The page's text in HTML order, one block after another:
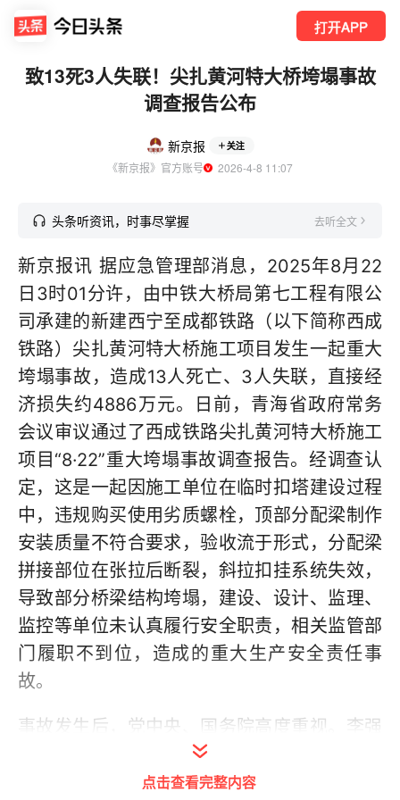
打开APP
致13死3人失联！尖扎黄河特大桥垮塌事故
调查报告公布
新京报 关注
《新京报》官方账号
  2026-4-8 11:07
头条听资讯，时事尽掌握 去听全文
新京报讯 据应急管理部消息，2025年8月22
日3时01分许，由中铁大桥局第七工程有限公
司承建的新建西宁至成都铁路（以下简称西成
铁路）尖扎黄河特大桥施工项目发生一起重大
垮塌事故，造成13人死亡、3人失联，直接经
济损失约4886万元。日前，青海省政府常务
会议审议通过了西成铁路尖扎黄河特大桥施工
项目“8·22”重大垮塌事故调查报告。经调查认
定，这是一起因施工单位在临时扣塔建设过程
中，违规购买使用劣质螺栓，顶部分配梁制作
安装质量不符合要求，验收流于形式，分配梁
拼接部位在张拉后断裂，斜拉扣挂系统失效，
导致部分桥梁结构垮塌，建设、设计、监理、
监控等单位未认真履行安全职责，相关监管部
门履职不到位，造成的重大生产安全责任事
故。
事故发生后，党中央、国务院高度重视。李强
总理等中央领导同志作出重要批示，提出明确
要求。应急管理部、国务院国资委、国家铁路
点击查看完整内容